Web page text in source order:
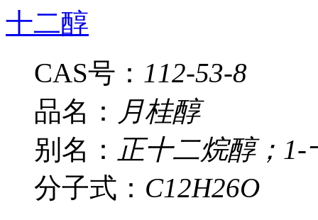
十二醇
CAS号： 112-53-8
品名： 月桂醇
别名： 正十二烷醇；
分子式： C12H26O